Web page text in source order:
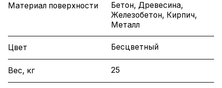
Материал поверхности
Бетон, Древесина,
Железобетон, Кирпич,
Металл
Цвет Бесцветный
Вес, кг 25